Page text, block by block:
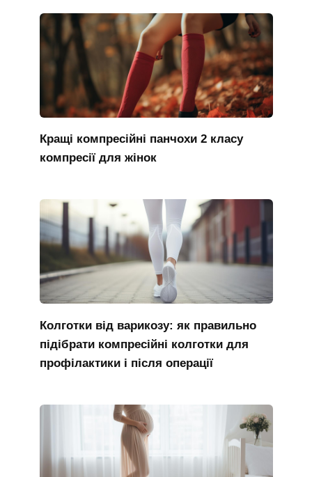
Кращі компресійні панчохи 2 класу
компресії для жінок
Колготки від варикозу: як правильно
підібрати компресійні колготки для
профілактики і після операції